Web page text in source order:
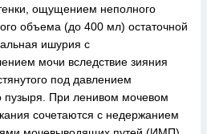
ощущением неполного
объема (до 400 мл) остаточной
ишурия с
мочи вследствие зияния
под давлением
пузыря. При ленивом мочевом
сочетаются с недержанием